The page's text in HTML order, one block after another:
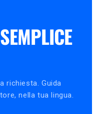
richiesta. Guida
nella tua lingua.